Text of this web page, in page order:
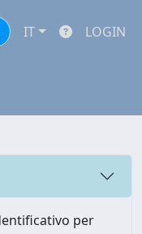
IT LOGIN
per